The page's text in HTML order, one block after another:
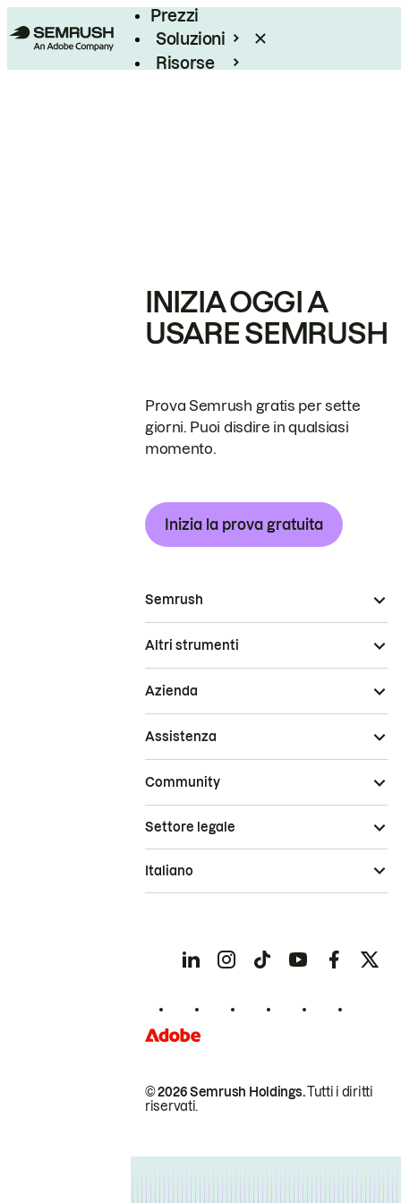
Prezzi
Soluzioni
Risorse
INIZIA OGGI A
USARE SEMRUSH
Prova Semrush gratis per sette
giorni. Puoi disdire in qualsiasi
momento.
Inizia la prova gratuita
Semrush
Altri strumenti
Azienda
Assistenza
Community
© 2026 Semrush Holdings.Tutti i diritti
riservati.
Settore legale
Italiano